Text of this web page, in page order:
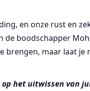
en onze rust en
boodschapper
brengen, maar laat je
op het uitwissen van